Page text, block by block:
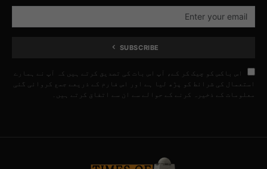
SUBSCRIBE
اس باکس کو چیک کر کے، آپ اس بات کی تصدیق کرتے ہیں کہ آپ نے ہمارے
استعمال کی شرائط کو پڑھ لیا ہے اور اس فارم کے ذریعے جمع کروائی گئی
معلومات کے ذخیرہ کرنے کے حوالے سے ان سے اتفاق کرتے ہیں۔